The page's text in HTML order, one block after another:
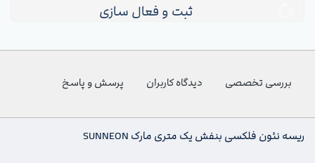
ثبت و فعال سازی
بررسی تخصصی دیدگاه کاربران پرسش و پاسخ
ریسه نئون فلکسی بنفش یک متری مارک SUNNEON